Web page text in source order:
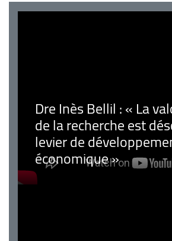
Dre Inès Bellil : « La
de la recherche est
levier de
économique »